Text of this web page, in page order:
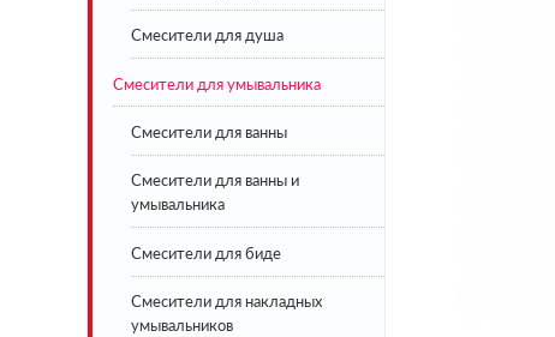
Искусственный камень
BLB
Lavinia Boho
Смесители для душа
Смесители для умывальника
Смесители для ванны
Смесители для ванны и
умывальника
Смесители для биде
Смесители для накладных
умывальников